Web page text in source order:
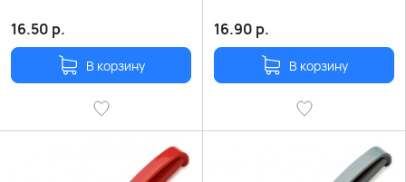
16.50 р.
В корзину
16.90 р.
В корзину